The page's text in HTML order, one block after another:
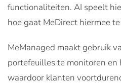
functionaliteiten. AI speelt
hoe gaat MeDirect hiermee
MeManaged maakt gebruik
portefeuilles te monitoren
waardoor klanten